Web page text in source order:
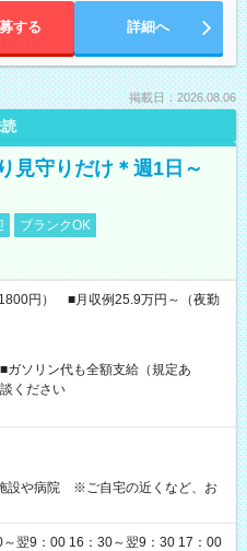
する 詳細へ
掲載日：2026.08.06
見守りだけ＊週1日～
ブランクOK
円） ■月収例25.9万円～（夜勤
ソリン代も全額支給（規定あ
ください
設や病院 ※ご自宅の近くなど、お
～翌9：00 16：30～翌9：30 17：00